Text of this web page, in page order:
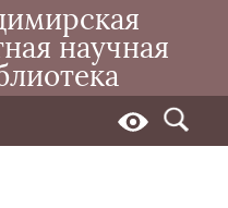
научная